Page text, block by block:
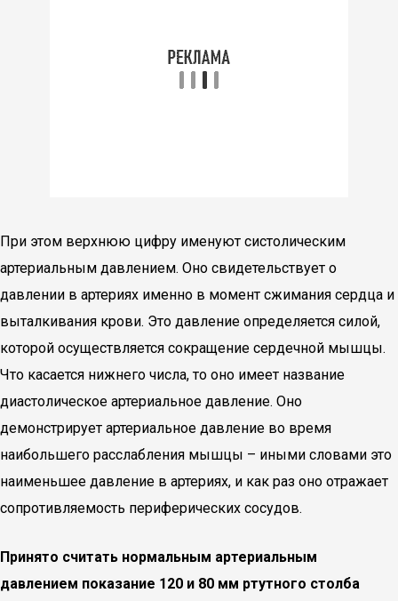
При этом верхнюю цифру именуют систолическим
артериальным давлением. Оно свидетельствует о
давлении в артериях именно в момент сжимания сердца и
выталкивания крови. Это давление определяется силой,
которой осуществляется сокращение сердечной мышцы.
Что касается нижнего числа, то оно имеет название
диастолическое артериальное давление. Оно
демонстрирует артериальное давление во время
наибольшего расслабления мышцы – иными словами это
наименьшее давление в артериях, и как раз оно отражает
сопротивляемость периферических сосудов.
Принято считать нормальным артериальным
давлением показание 120 и 80 мм ртутного столба